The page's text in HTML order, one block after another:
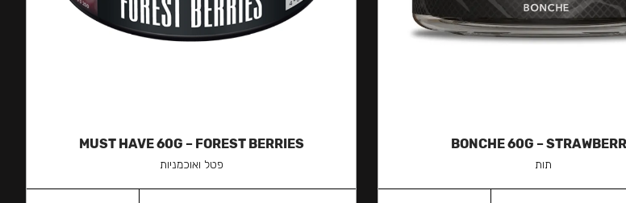
BONCHE 60G –
תות
MUST HAVE 60G – FOREST BERRIES
פטל ואוכמניות